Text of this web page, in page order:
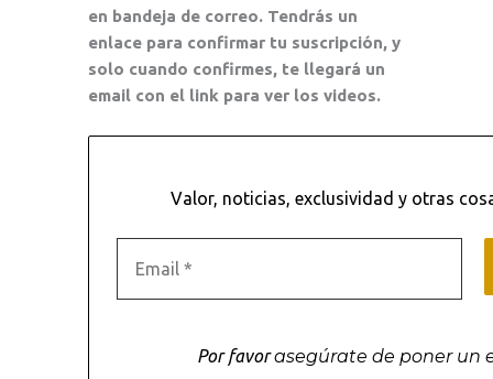
en bandeja de correo. Tendrás un
enlace para confirmar tu suscripción, y
solo cuando confirmes, te llegará un
email con el link para ver los videos.
Valor, noticias, exclusividad y otras
Por favorasegúrate de poner un